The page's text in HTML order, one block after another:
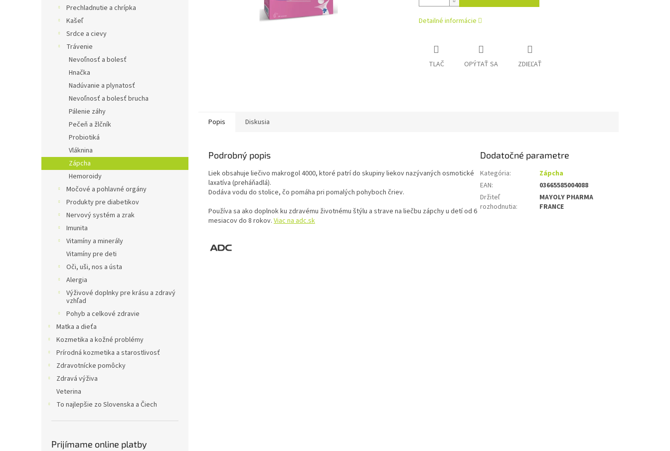
Prechladnutie a chrípka
Kašeľ
Srdce a cievy
Trávenie
Nevoľnosť a bolesť
Hnačka
Nadúvanie a plynatosť
Nevoľnosť a bolesť brucha
Pálenie záhy
Pečeň a žlčník
Probiotiká
Vláknina
Zápcha
Hemoroidy
Močové a pohlavné orgány
Produkty pre diabetikov
Nervový systém a zrak
Imunita
Vitamíny a minerály
Vitamíny pre deti
Oči, uši, nos a ústa
Alergia
Výživové doplnky pre krásu a zdravý
vzhľad
Pohyb a celkové zdravie
Matka a dieťa
Kozmetika a kožné problémy
Prírodná kozmetika a starostlivosť
Zdravotnícke pomôcky
Zdravá výživa
Veterina
To najlepšie zo Slovenska a Čiech
Prijímame online platby
Detailné informácie
TLAČ OPÝTAŤ SA ZDIEĽAŤ
Popis Diskusia
Podrobný popis
Liek obsahuje liečivo makrogol 4000, ktoré patrí do skupiny liekov nazývaných osmotické
laxatíva (preháňadlá).
Dodáva vodu do stolice, čo pomáha pri pomalých pohyboch čriev.
Používa sa ako doplnok ku zdravému životnému štýlu a strave na liečbu zápchy u detí od 6
mesiacov do 8 rokov. Viac na adc.sk
Dodatočné parametre
Kategória:
Zápcha
EAN:
03665585004088
Držiteľ
rozhodnutia:
MAYOLY PHARMA
FRANCE